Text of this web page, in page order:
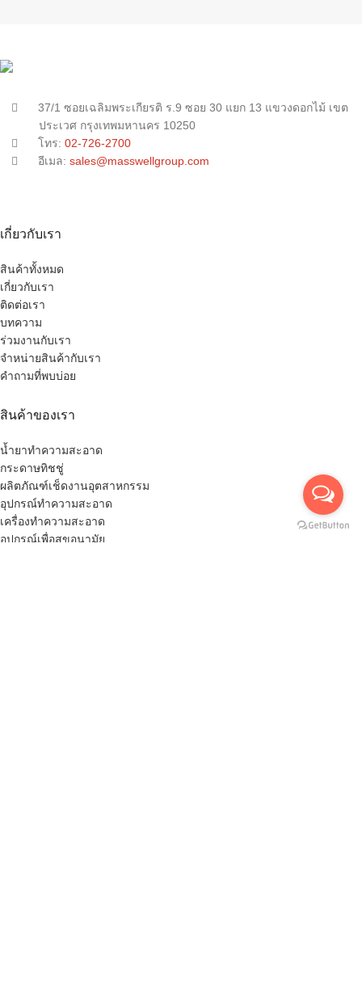
37/1 ซอยเฉลิมพระเกียรติ ร.9 ซอย 30 แยก 13 แขวงดอกไม้ เขต
ประเวศ กรุงเทพมหานคร 10250
โทร: 02-726-2700
อีเมล: sales@masswellgroup.com
เกี่ยวกับเรา
สินค้าทั้งหมด
เกี่ยวกับเรา
ติดต่อเรา
บทความ
ร่วมงานกับเรา
จำหน่ายสินค้ากับเรา
คำถามที่พบบ่อย
สินค้าของเรา
น้ำยาทำความสะอาด
กระดาษทิชชู่
ผลิตภัณฑ์เช็ดงานอุตสาหกรรม
อุปกรณ์ทำความสะอาด
เครื่องทำความสะอาด
อุปกรณ์เพื่อสุขอนามัย